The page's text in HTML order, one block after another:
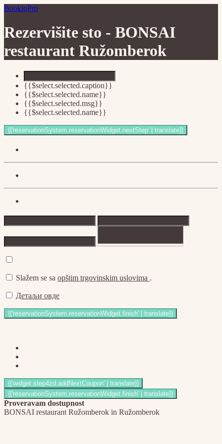
BookioPro
Rezervišite sto - BONSAI
restaurant Ružomberok
{{$select.selected.caption}}
{{$select.selected.name}}
{{$select.selected.msg}}
{{$select.selected.name}}
Slažem se sa opštim trgovinskim uslovima .
Детаљи овде
Proveravam dostupnost
BONSAI restaurant Ružomberok in Ružomberok